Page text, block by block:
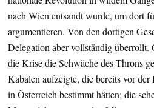
nach Wien entsandt wurde, um dort
argumentieren. Von den dortigen
Delegation aber vollständig überrollt.
die Krise die Schwäche des Throns
Kabalen aufzeigte, die bereits vor
in Österreich bestimmt hätten; die